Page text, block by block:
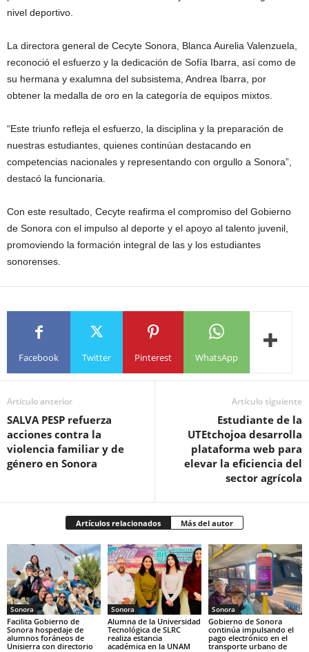
nivel deportivo.
La directora general de Cecyte Sonora, Blanca Aurelia Valenzuela,
reconoció el esfuerzo y la dedicación de Sofía Ibarra, así como de
su hermana y exalumna del subsistema, Andrea Ibarra, por
obtener la medalla de oro en la categoría de equipos mixtos.
“Este triunfo refleja el esfuerzo, la disciplina y la preparación de
nuestras estudiantes, quienes continúan destacando en
competencias nacionales y representando con orgullo a Sonora”,
destacó la funcionaria.
Con este resultado, Cecyte reafirma el compromiso del Gobierno
de Sonora con el impulso al deporte y el apoyo al talento juvenil,
promoviendo la formación integral de las y los estudiantes
sonorenses.
Facebook Twitter Pinterest WhatsApp
Artículo anterior
SALVA PESP refuerza
acciones contra la
violencia familiar y de
género en Sonora
Artículo siguiente
Estudiante de la
UTEtchojoa desarrolla
plataforma web para
elevar la eficiencia del
sector agrícola
Artículos relacionados Más del autor
Sonora
Facilita Gobierno de
Sonora hospedaje de
alumnos foráneos de
Unisierra con directorio
Sonora
Alumna de la Universidad
Tecnológica de SLRC
realiza estancia
académica en la UNAM
Sonora
Gobierno de Sonora
continúa impulsando el
pago electrónico en el
transporte urbano de